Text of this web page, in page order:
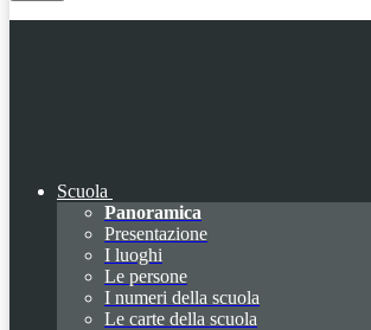
Scuola
Panoramica
Presentazione
I luoghi
Le persone
I numeri della scuola
Le carte della scuola